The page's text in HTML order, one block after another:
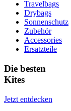
Travelbags
Drybags
Sonnenschutz
Zubehör
Accessories
Ersatzteile
Die besten
Kites
Jetzt entdecken